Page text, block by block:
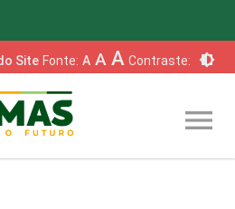
Site Fonte: A A A Contraste: brightness_6
menu